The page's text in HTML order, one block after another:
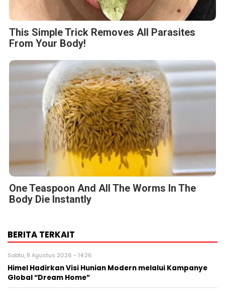
This Simple Trick Removes All Parasites
From Your Body!
One Teaspoon And All The Worms In The
Body Die Instantly
BERITA TERKAIT
Sabtu, 8 Agustus 2026 - 14:26
Himel Hadirkan Visi Hunian Modern melalui Kampanye
Global “Dream Home”